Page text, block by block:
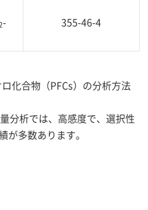
-
355-46-4
化合物（PFCs）の分析方法
分析では、高感度で、選択性
が多数あります。